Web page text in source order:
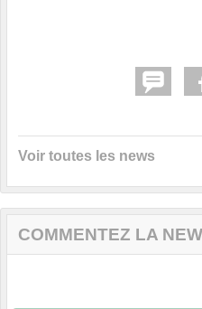
Voir toutes les news
COMMENTEZ LA